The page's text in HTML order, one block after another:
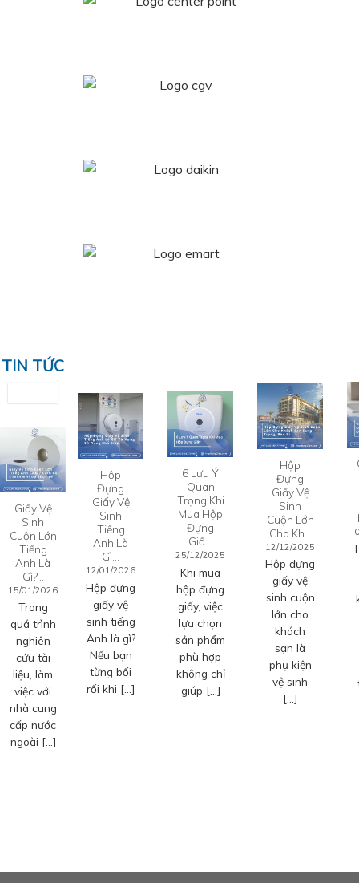
TIN TỨC
Giấy Vệ
Sinh
Cuộn Lớn
Tiếng
Anh Là
Gì?…
15/01/2026
Trong
quá trình
nghiên
cứu tài
liệu, làm
việc với
nhà cung
cấp nước
ngoài […]
Hộp
Đựng
Giấy Vệ
Sinh
Tiếng
Anh Là
Gì…
12/01/2026
Hộp đựng
giấy vệ
sinh tiếng
Anh là gì?
Nếu bạn
từng bối
rối khi […]
6 Lưu Ý
Quan
Trọng Khi
Mua Hộp
Đựng
Giấ…
25/12/2025
Khi mua
hộp đựng
giấy, việc
lựa chọn
sản phẩm
phù hợp
không chỉ
giúp […]
Hộp
Đựng
Giấy Vệ
Sinh
Cuộn Lớn
Cho Kh…
12/12/2025
Hộp đựng
giấy vệ
sinh cuộn
lớn cho
khách
sạn là
phụ kiện
vệ sinh
[…]